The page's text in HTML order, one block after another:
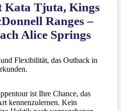
Tjuta, Kings
Ranges –
Alice Springs
Flexibilität, das Outback in
ist Ihre Chance, das
kennenzulernen. Kein